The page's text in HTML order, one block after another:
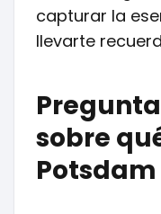
capturar la
llevarte
sobre